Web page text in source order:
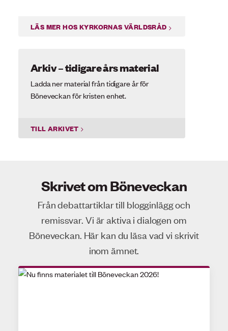
LÄS MER HOS KYRKORNAS VÄRLDSRÅD
Arkiv – tidigare års material
Ladda ner material från tidigare år för
Böneveckan för kristen enhet.
TILL ARKIVET
Skrivet om Böneveckan
Från debattartiklar till blogginlägg och
remissvar. Vi är aktiva i dialogen om
Böneveckan. Här kan du läsa vad vi skrivit
inom ämnet.